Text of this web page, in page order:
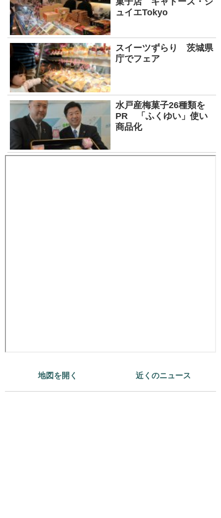
ュイエTokyo
スイーツずらり 茨城県
庁でフェア
水戸産梅菓子26種類を
PR 「ふくゆい」使い
商品化
地図を開く 近くのニュース